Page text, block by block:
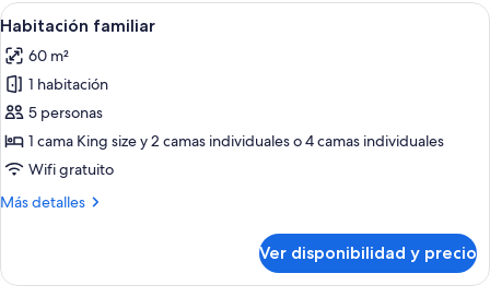
Ver
todas
las
fotos
de
Habitación
familiar
Una cama bien hecha con ropa de
13
Habitación familiar
60 m²
1 habitación
5 personas
1 cama King size y 2 camas individuales o 4 camas individuales
Wifi gratuito
Más detalles
Más
familiar
Ver disponibilidad y precio